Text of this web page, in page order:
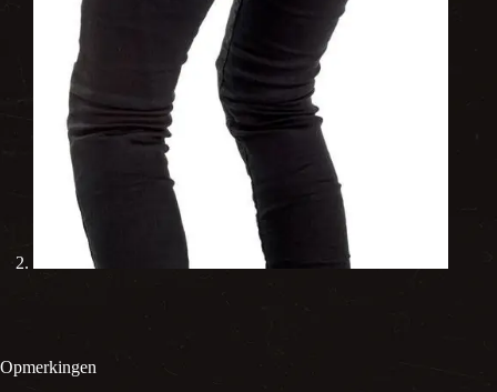
Opmerkingen